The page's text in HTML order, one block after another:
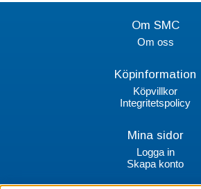
Om SMC
Om oss
Köpinformation
Köpvillkor
Integritetspolicy
Mina sidor
Logga in
Skapa konto